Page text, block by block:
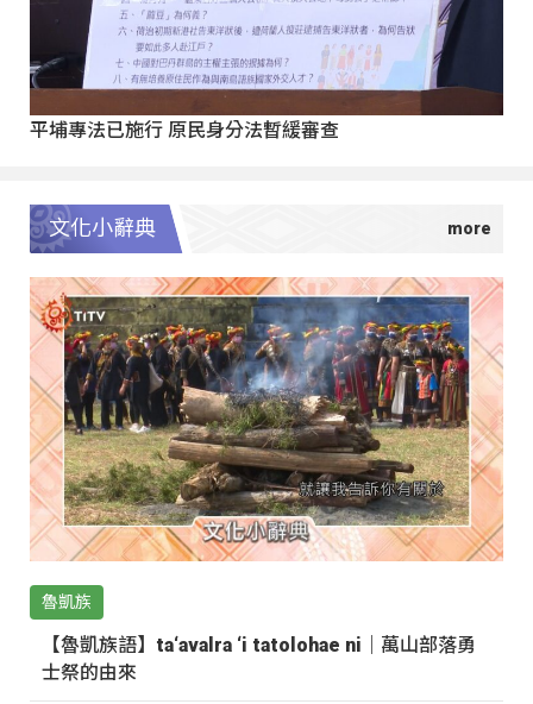
平埔專法已施行 原民身分法暫緩審查
文化小辭典
魯凱族
【魯凱族語】ta‘avalra ‘i tatolohae ni｜萬山部落勇
士祭的由來